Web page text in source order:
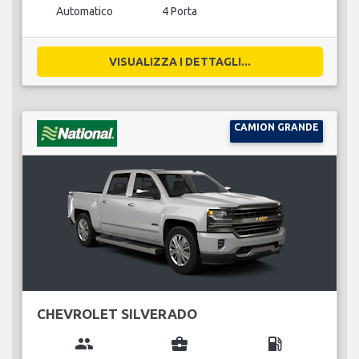
Automatico 4 Porta
VISUALIZZA I DETTAGLI...
CAMION GRANDE
CHEVROLET SILVERADO
group business_center local_gas_station